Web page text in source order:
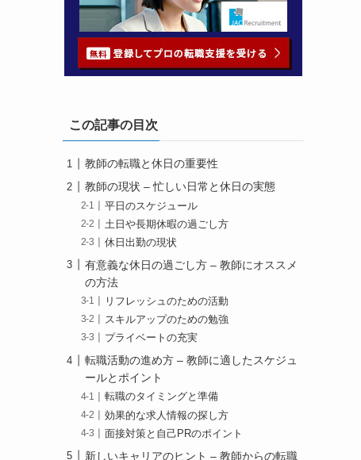
この記事の目次
教師の転職と休日の重要性
教師の現状 – 忙しい日常と休日の実態
平日のスケジュール
土日や長期休暇の過ごし方
休日出勤の現状
有意義な休日の過ごし方 – 教師にオススメ
の方法
リフレッシュのための活動
スキルアップのための勉強
プライベートの充実
転職活動の進め方 – 教師に適したスケジュ
ールとポイント
転職のタイミングと準備
効果的な求人情報の探し方
面接対策と自己PRのポイント
新しいキャリアのヒント – 教師からの転職